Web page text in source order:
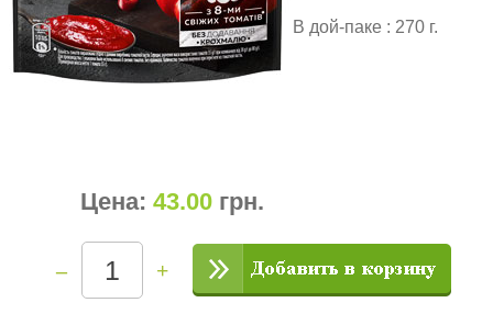
В дой-паке : 270 г.
Цена: 43.00 грн.
– +